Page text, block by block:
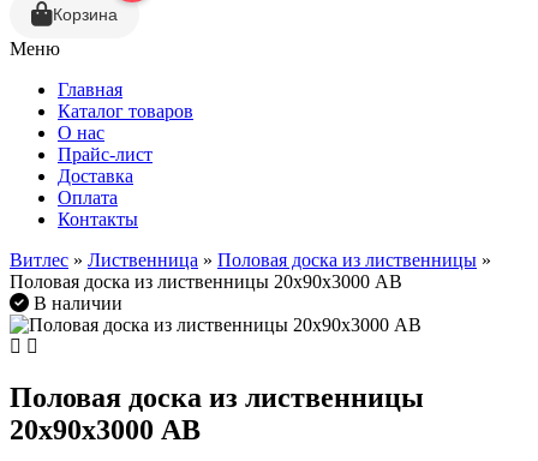
Корзина
Меню
Главная
Каталог товаров
О нас
Прайс-лист
Доставка
Оплата
Контакты
Витлес » Лиственница » Половая доска из лиственницы »
Половая доска из лиственницы 20х90х3000 AB
В наличии
Половая доска из лиственницы
20х90х3000 AB